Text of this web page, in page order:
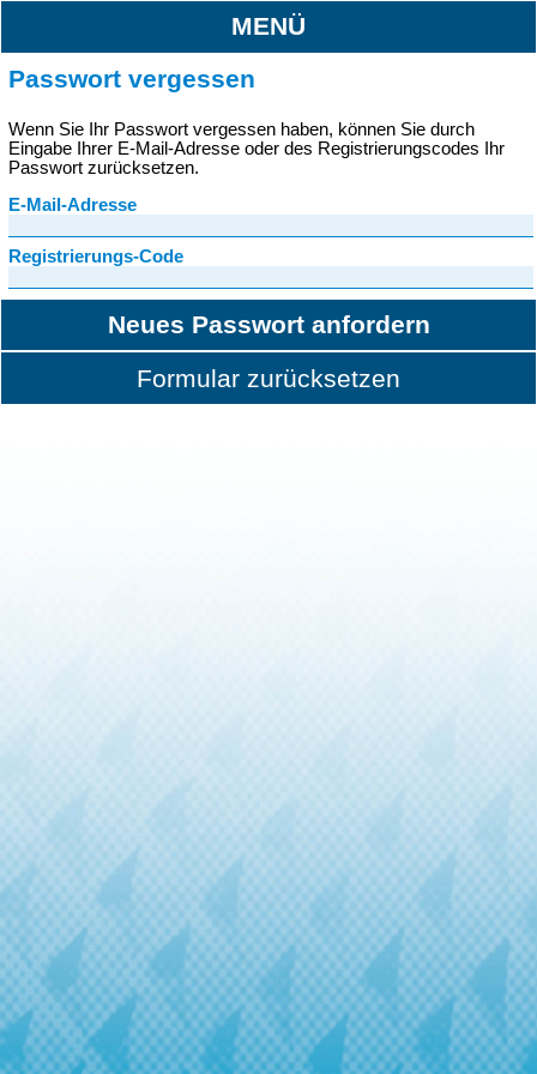
MENÜ
Passwort vergessen
Wenn Sie Ihr Passwort vergessen haben, können Sie durch
Eingabe Ihrer E-Mail-Adresse oder des Registrierungscodes Ihr
Passwort zurücksetzen.
E-Mail-Adresse
Registrierungs-Code
Neues Passwort anfordern
Formular zurücksetzen